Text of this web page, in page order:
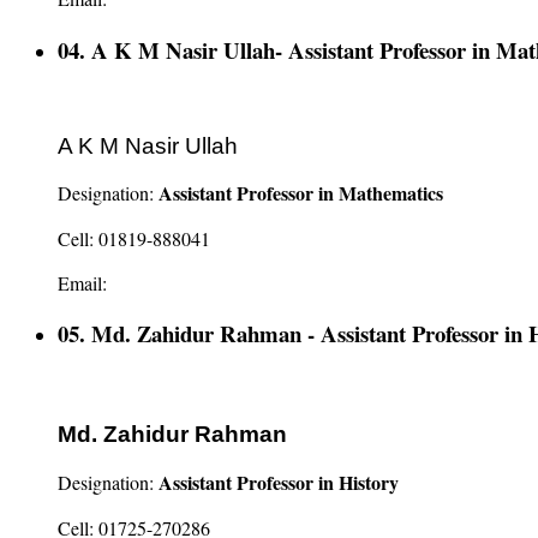
04. A K M Nasir Ullah- Assistant Professor in
A K M Nasir Ullah
Designation: Assistant Professor in Mathematics
Cell: 01819-888041
Email:
05. Md. Zahidur Rahman - Assistant Professor in
Md. Zahidur Rahman
Designation: Assistant Professor in History
Cell: 01725-270286